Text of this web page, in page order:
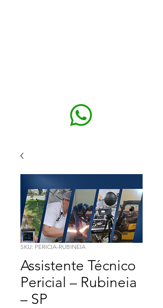
SKU: PERICIA-RUBINEIA
Assistente Técnico
Pericial – Rubineia
– SP